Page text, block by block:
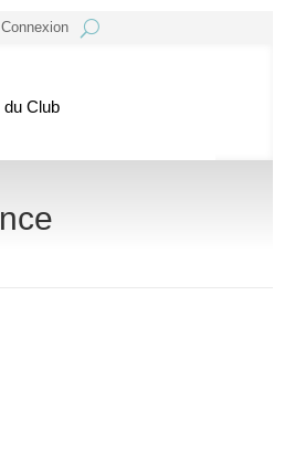
Connexion
du Club